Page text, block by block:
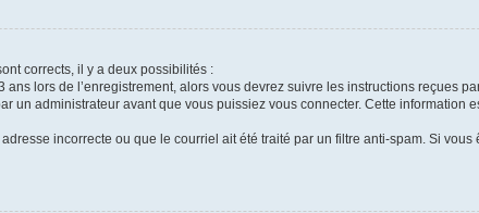
corrects, il y a deux possibilités :
lors de l’enregistrement, alors vous devrez suivre les instructions reçues
un administrateur avant que vous puissiez vous connecter. Cette information
incorrecte ou que le courriel ait été traité par un filtre anti-spam. Si